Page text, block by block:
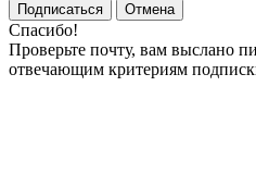
Подписаться
Отмена
Спасибо!
Проверьте почту, вам выслано
отвечающим критериям